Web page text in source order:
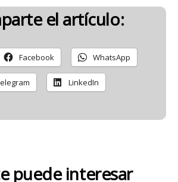
el artículo:
Facebook WhatsApp
LinkedIn
puede interesar